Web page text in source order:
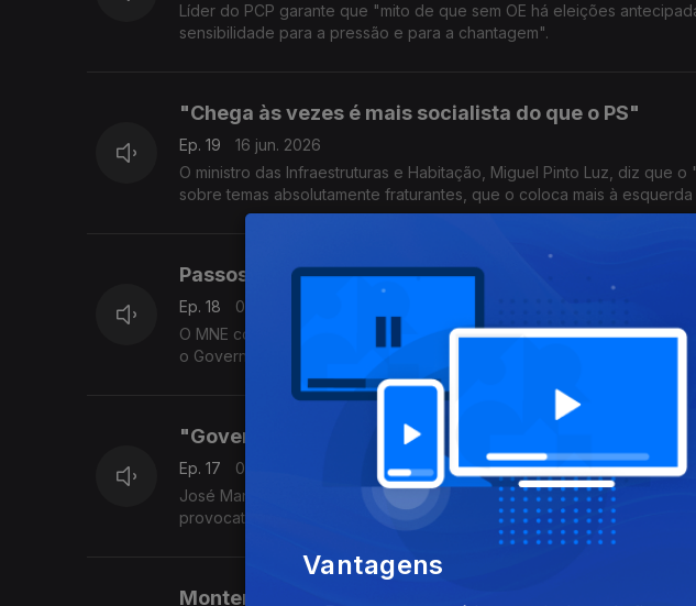
Líder do PCP garante que "mito de que sem OE há eleições
sensibilidade para a pressão e para a chantagem".
"Chega às vezes é mais socialista do que o PS"
Ep. 19
16 jun. 2026
O ministro das Infraestruturas e Habitação, Miguel Pinto Luz, diz que
sobre temas absolutamente fraturantes, que o coloca mais à esquerda
Passos "está a ser injusto e desajustado" acusa
Ep. 18
09 jun. 2026
O MNE contesta as críticas de Passos Coelho ao Governo. “É injusto
o Governo mais reformista dos últimos 30 anos", defende Paulo Rangel.
"Governo tem estratégia de mesquinhez", acusa
Ep. 17
02 jun. 2026
José Manuel Pureza dá como exemplo dessa mesquinhez a nova
provocatório" e é medida "inspirada no programa do Chega".
Montenegro “é uma Maria vai com as outras, vai com
Vantagens